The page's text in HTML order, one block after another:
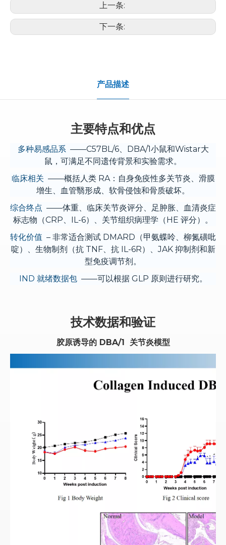
上一条:
下一条:
产品描述
主要特点和优点
多种易感品系——C57BL/6、DBA/1小鼠和Wistar大
鼠，可满足不同遗传背景和实验需求。
临床相关 ——概括人类 RA：自身免疫性多关节炎、滑膜
增生、血管翳形成、软骨侵蚀和骨质破坏。
综合终点 ——体重、临床关节炎评分、足肿胀、血清炎症
标志物（CRP、IL-6）、关节组织病理学（HE 评分）。
转化价值 – 非常适合测试 DMARD（甲氨蝶呤、柳氮磺吡
啶）、生物制剂（抗 TNF、抗 IL-6R）、JAK 抑制剂和新
型免疫调节剂。
IND 就绪数据包——可以根据 GLP 原则进行研究。
技术数据和验证
胶原诱导的 DBA/1 关节炎模型